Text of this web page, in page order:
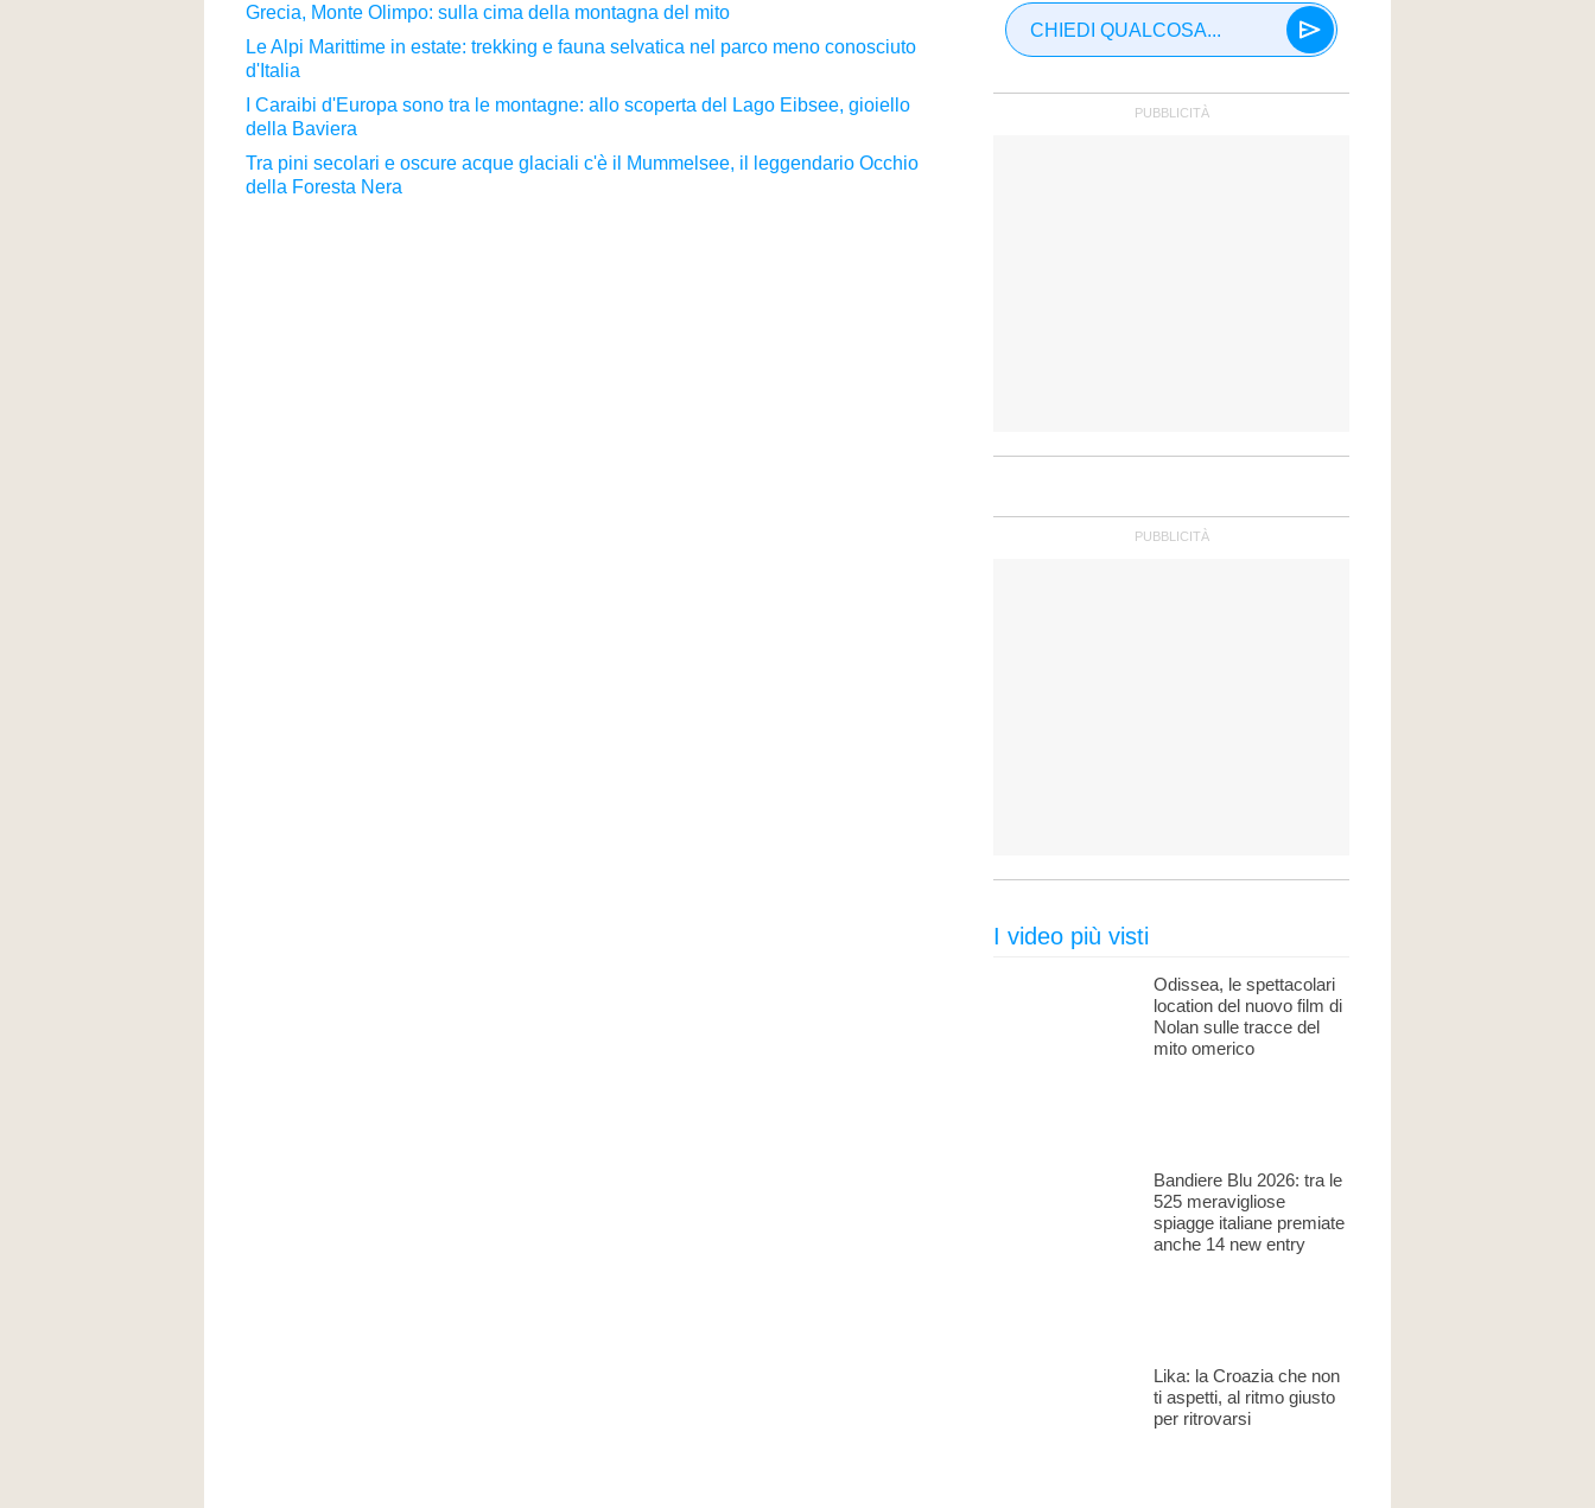
Grecia, Monte Olimpo: sulla cima della montagna del mito
Le Alpi Marittime in estate: trekking e fauna selvatica nel parco meno conosciuto
d'Italia
I Caraibi d'Europa sono tra le montagne: allo scoperta del Lago Eibsee, gioiello
della Baviera
Tra pini secolari e oscure acque glaciali c'è il Mummelsee, il leggendario Occhio
della Foresta Nera
CHIEDI QUALCOSA...
I video più visti
Odissea, le spettacolari
location del nuovo film di
Nolan sulle tracce del
mito omerico
Bandiere Blu 2026: tra le
525 meravigliose
spiagge italiane premiate
anche 14 new entry
Lika: la Croazia che non
ti aspetti, al ritmo giusto
per ritrovarsi